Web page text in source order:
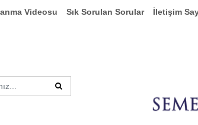
Videosu Sık Sorulan Sorular İletişim